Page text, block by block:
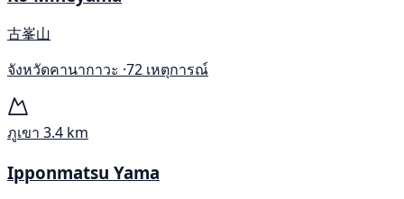
古峯山
จังหวัดคานากาวะ ·72 เหตุการณ์
ภูเขา 3.4 km
Ipponmatsu Yama